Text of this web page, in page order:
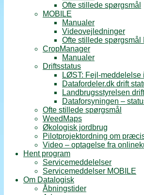
Ofte stillede spørgsmål
MOBILE
Manualer
Videovejledninger
Ofte stillede spørgsmål
CropManager
Manualer
Driftsstatus
LØST: Fejl-
Datafordeler.dk drift
Landbrugsstyrelsen
Dataforsyningen –
Ofte stillede spørgsmål
WeedMaps
Økologisk jordbrug
Pilotprojektordning om
Video – optagelse fra
Hent program
Servicemeddelelser
Servicemeddelser MOBILE
Om Datalogisk
Åbningstider